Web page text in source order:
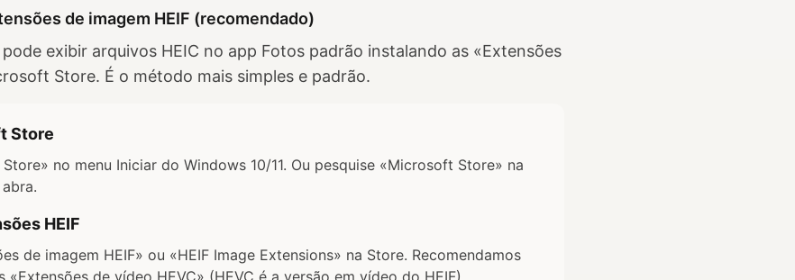
de imagem HEIF (recomendado)
exibir arquivos HEIC no app Fotos padrão instalando as «Extensões
Store. É o método mais simples e padrão.
Store
no menu Iniciar do Windows 10/11. Ou pesquise «Microsoft Store» na
HEIF
de imagem HEIF» ou «HEIF Image Extensions» na Store. Recomendamos
«Extensões de vídeo HEVC» (HEVC é a versão em vídeo do HEIF).